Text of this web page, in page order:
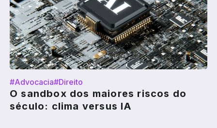
#Advocacia#Direito
O sandbox dos maiores riscos do
século: clima versus IA